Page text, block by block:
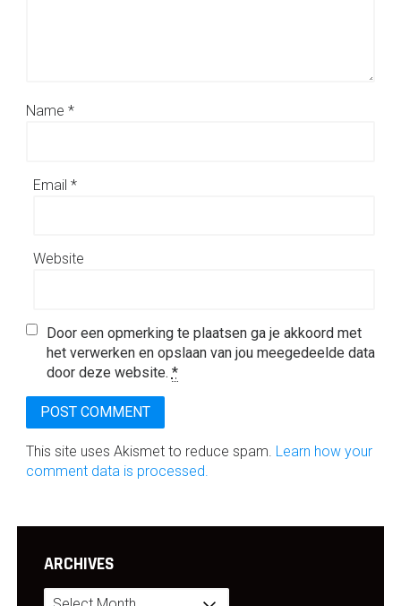
Name *
Email *
Website
Door een opmerking te plaatsen ga je akkoord met
het verwerken en opslaan van jou meegedeelde data
door deze website. *
This site uses Akismet to reduce spam. Learn how your
comment data is processed.
ARCHIVES
Archives